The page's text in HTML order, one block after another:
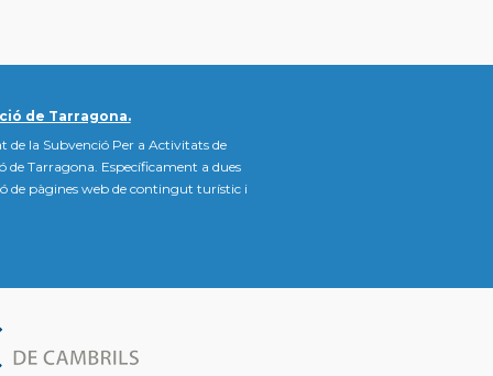
de Tarragona.
la Subvenció Per a Activitats de
Tarragona. Específicament a dues
de pàgines web de contingut turístic i